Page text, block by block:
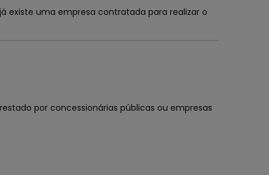
existe uma empresa contratada para realizar o
por concessionárias públicas ou empresas